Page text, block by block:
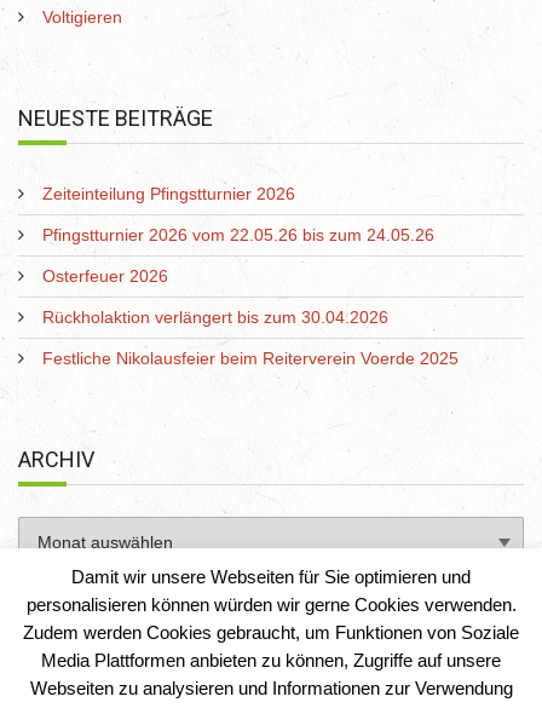
Voltigieren
NEUESTE BEITRÄGE
Zeiteinteilung Pfingstturnier 2026
Pfingstturnier 2026 vom 22.05.26 bis zum 24.05.26
Osterfeuer 2026
Rückholaktion verlängert bis zum 30.04.2026
Festliche Nikolausfeier beim Reiterverein Voerde 2025
ARCHIV
Damit wir unsere Webseiten für Sie optimieren und
personalisieren können würden wir gerne Cookies verwenden.
Zudem werden Cookies gebraucht, um Funktionen von Soziale
Media Plattformen anbieten zu können, Zugriffe auf unsere
Webseiten zu analysieren und Informationen zur Verwendung